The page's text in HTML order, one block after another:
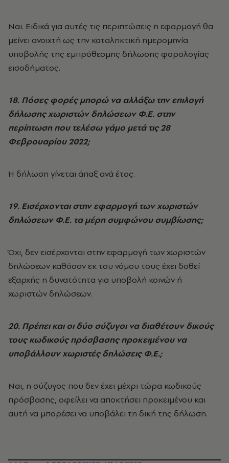
Ναι. Ειδικά για αυτές τις περιπτώσεις η εφαρμογή θα
μείνει ανοιχτή ως την καταληκτική ημερομηνία
υποβολής της εμπρόθεσμης δήλωσης φορολογίας
εισοδήματος.
18. Πόσες φορές μπορώ να αλλάξω την επιλογή
δήλωσης χωριστών δηλώσεων Φ.Ε. στην
περίπτωση που τελέσω γάμο μετά τις 28
Φεβρουαρίου 2022;
Η δήλωση γίνεται άπαξ ανά έτος.
19. Εισέρχονται στην εφαρμογή των χωριστών
δηλώσεων Φ.Ε. τα μέρη συμφώνου συμβίωσης;
Όχι, δεν εισέρχονται στην εφαρμογή των χωριστών
δηλώσεων καθόσον εκ του νόμου τους έχει δοθεί
εξαρχής η δυνατότητα για υποβολή κοινών ή
χωριστών δηλώσεων.
20. Πρέπει και οι δύο σύζυγοι να διαθέτουν δικούς
τους κωδικούς πρόσβασης προκειμένου να
υποβάλλουν χωριστές δηλώσεις Φ.Ε.;
Ναι, η σύζυγος που δεν έχει μέχρι τώρα κωδικούς
πρόσβασης, οφείλει να αποκτήσει προκειμένου και
αυτή να μπορέσει να υποβάλει τη δική της δήλωση.